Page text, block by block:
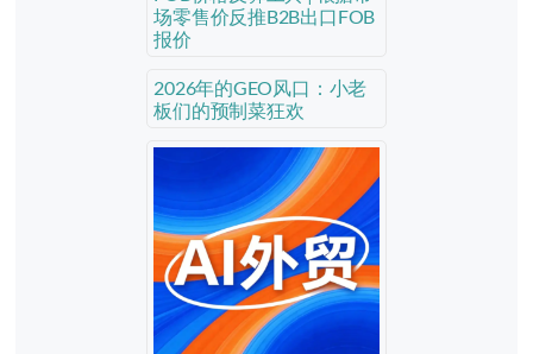
场零售价反推B2B出口FOB
报价
2026年的GEO风口：小老
板们的预制菜狂欢